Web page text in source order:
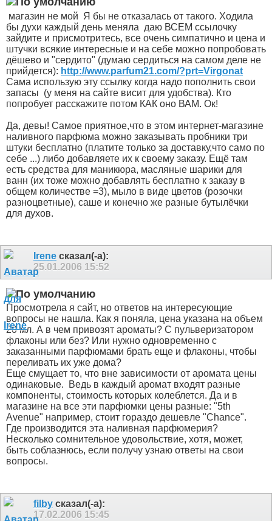
магазин не мой Я бы не отказалась от такого. Ходила
бы духи каждый день меняла даю ВСЕМ ссылочку
зайдите и присмотритесь, все очень симпатично и цена и
штучки всякие интересные и на себе можно попробовать
дёшево и "сердито" (думаю сердиться на самом деле не
прийдется): http://www.parfum21.com/?prt=Virgonat
Сама использую эту ссылку когда надо пополнить свои
запасы (у меня на сайте висит для удобства). Кто
попробует расскажите потом КАК оно ВАМ. Ок!
Да, девы! Самое приятное,что в этом интернет-магазине
наливного парфюма можно заказывать пробники три
штуки бесплатно (платите только за доставку,что само по
себе ...) либо добавляете их к своему заказу. Ещё там
есть средства для маникюра, масляные шарики для
ванн (их тоже можно добавлять бесплатно к заказу в
общем количестве =3), мыло в виде цветов (розочки
разноцветные), саше и конечно же разные бутылёчки
для духов.
Irene сказал(-а):
25.01.2006 15:52
Просмотрела я сайт, но ответов на интересующие
вопросы не нашла. Как я поняла, цена указана на объем
20 мл. А в чем привозят ароматы? С пульверизатором
флаконы или без? Или нужно одновременно с
заказанными парфюмами брать еще и флаконы, чтобы
переливать их уже дома?
Еще смущает то, что вне зависимости от аромата цены
одинаковые.
Ведь в каждый аромат входят разные
компоненты, стоимость которых колеблется. Да и в
магазине на все эти парфюмки цены разные: "5th
Avenue" например, стоит гораздо дешевле "Chance".
Где производится эта наливная парфюмерия?
Несколько сомнительное удовольствие, хотя, может,
быть соблазнюсь, если получу узнаю ответы на свои
вопросы.
filby сказал(-а):
17.02.2006 15:45